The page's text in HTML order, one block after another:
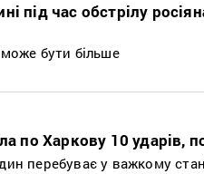
під час обстрілу
бути більше
по Харкову 10
перебуває у важкому